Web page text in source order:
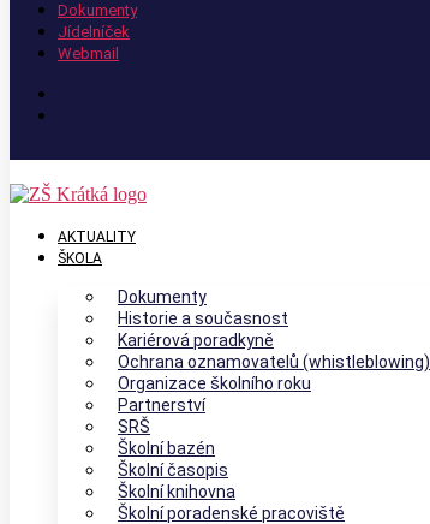
Dokumenty
Jídelníček
Webmail
AKTUALITY
ŠKOLA
Dokumenty
Historie a současnost
Kariérová poradkyně
Ochrana oznamovatelů (whistleblowing)
Organizace školního roku
Partnerství
SRŠ
Školní bazén
Školní časopis
Školní knihovna
Školní poradenské pracoviště